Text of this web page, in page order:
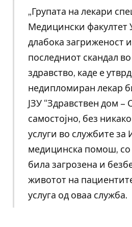
„Групата на лекари
Медицински факултет
длабока загриженост
последниот скандал во
здравство, каде е
недипломиран лекар
ЈЗУ “Здравствен дом –
самостојно, без
услуги во службите за
медицинска помош,
била загрозена и
животот на
услуга од оваа служба.